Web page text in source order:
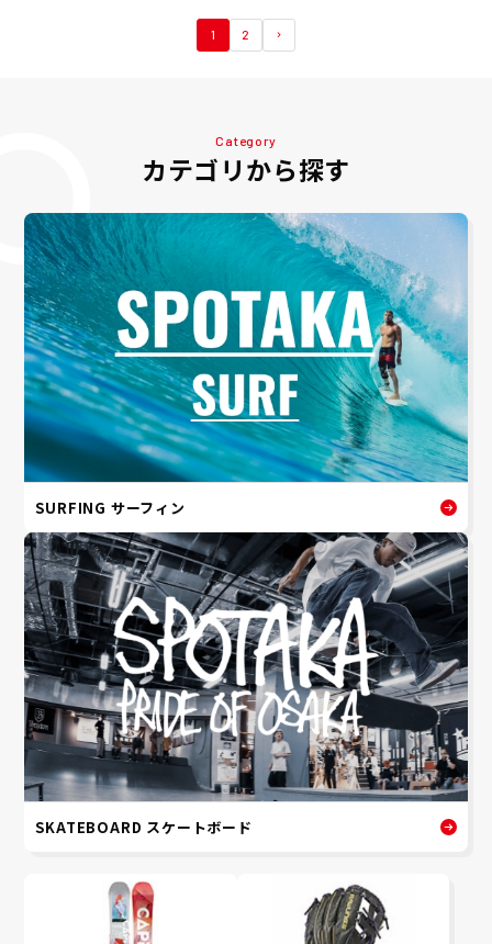
1 2
Category
カテゴリから探す
SURFING サーフィン
SKATEBOARD スケートボード